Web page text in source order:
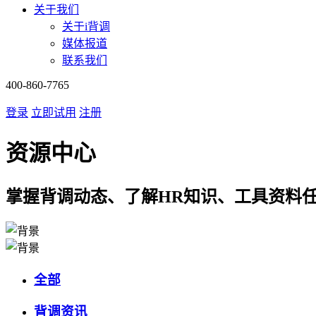
关于我们
关于i背调
媒体报道
联系我们
400-860-7765
登录 立即试用 注册
资源中心
掌握背调动态、了解HR知识、工具资料
全部
背调资讯